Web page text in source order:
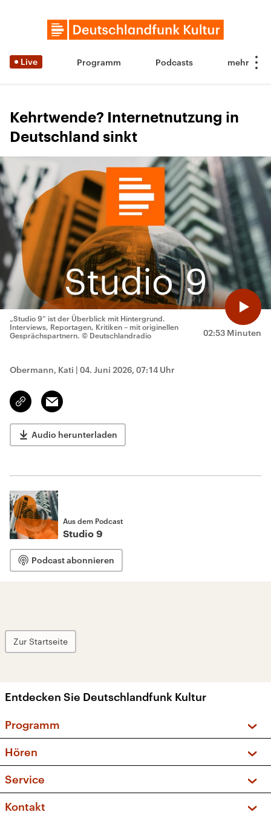
Live Programm Podcasts
Kehrtwende? Internetnutzung in
Deutschland sinkt
02:53 Minuten
„Studio 9“ ist der Überblick mit Hintergrund.
Interviews, Reportagen, Kritiken – mit originellen
Gesprächspartnern. © Deutschlandradio
Obermann, Kati | 04. Juni 2026, 07:14 Uhr
Link
kopieren/teilen
Email
Audio herunterladen
Aus dem Podcast
Studio 9
Podcast abonnieren
Zur Startseite
Entdecken Sie Deutschlandfunk Kultur
Programm
Sendungen und Podcasts
Musikliste
Kakadu – Das Kinderprogramm
Hören
Frequenzen (UKW + DAB+)
Service
FAQ
Kontakt